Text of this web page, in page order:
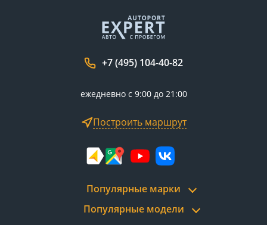
+7 (495) 104-40-82
ежедневно с 9:00 до 21:00
Построить маршрут
Популярные марки
Популярные модели